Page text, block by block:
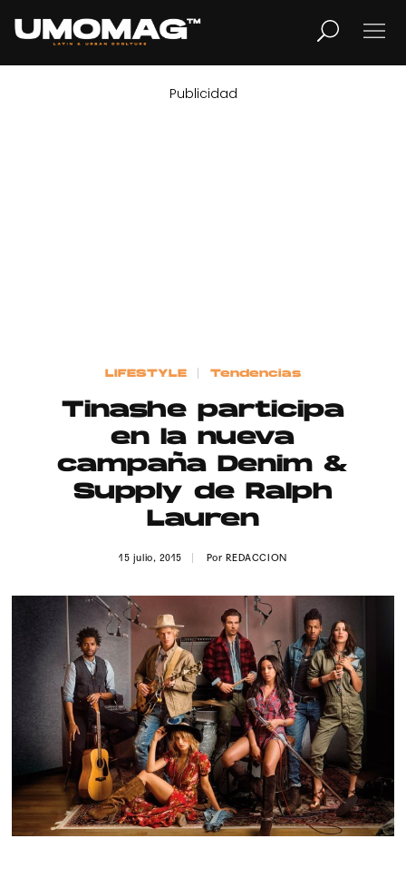
LIFESTYLE
Publicidad
Contacto
Aviso Legal
© 2015-2022 UMOMAG. PROPIEDAD DE UMO agency. TODOS LOS
DERECHOS RESERVADOS.
Publicidad
LIFESTYLE Tendencias
Tinashe participa
en la nueva
campaña Denim &
Supply de Ralph
Lauren
15 julio, 2015 Por REDACCION